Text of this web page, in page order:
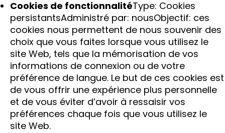
Cookies de fonctionnalitéType: Cookies
persistantsAdministré par: nousObjectif: ces
cookies nous permettent de nous souvenir des
choix que vous faites lorsque vous utilisez le
site Web, tels que la mémorisation de vos
informations de connexion ou de votre
préférence de langue. Le but de ces cookies est
de vous offrir une expérience plus personnelle
et de vous éviter d’avoir à ressaisir vos
préférences chaque fois que vous utilisez le
site Web.